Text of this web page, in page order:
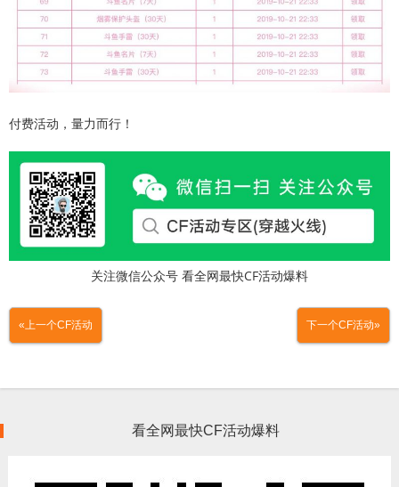
付费活动，量力而行！
关注微信公众号 看全网最快CF活动爆料
«上一个CF活动 下一个CF活动»
看全网最快CF活动爆料